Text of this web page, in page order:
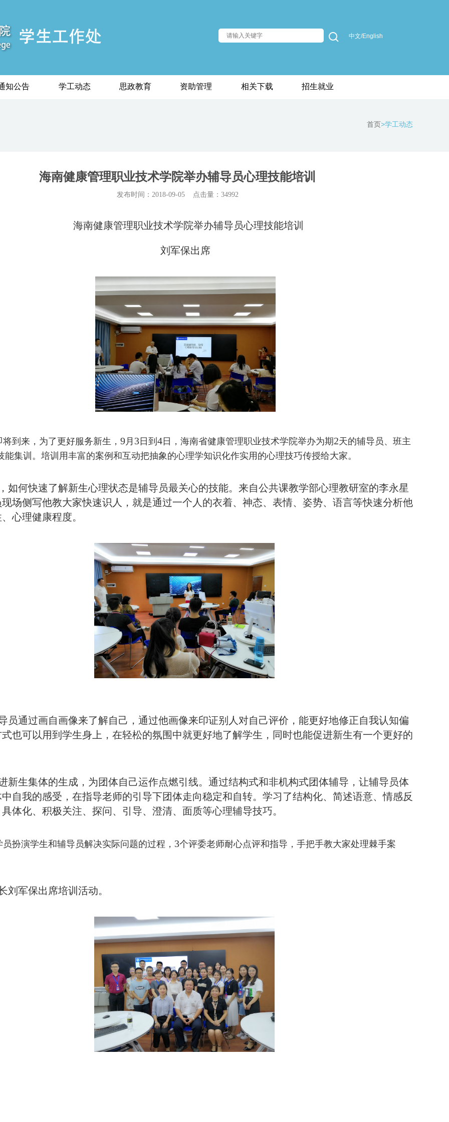
中文/English
知公告 学工动态 思政教育 资助管理 相关下载 招生就业
首页>学工动态
海南健康管理职业技术学院举办辅导员心理技能培训
发布时间：2018-09-05 点击量：34992
海南健康管理职业技术学院举办辅导员心理技能培训
刘军保出席
到来，为了更好服务新生， 9月 3 日到 4 日，海南省健康管理职业技术学院举办为期2天的辅导员、班主
能集训。培训用丰富的案例和互动把抽象的心理学知识化作实用的心理技巧传授给大家。
如何快速了解新生心理状态是辅导员最关心的技能。来自公共课教学部心理教研室的李永星
场侧写他教大家快速识人，就是通过一个人的衣着、神态、表情、姿势、语言等快速分析他
心理健康程度。
员通过画自画像来了解自己，通过他画像来印证别人对自己评价，能更好地修正自我认知偏
也可以用到学生身上，在轻松的氛围中就更好地了解学生，同时也能促进新生有一个更好的
新生集体的生成，为团体自己运作点燃引线。通过结构式和非机构式团体辅导，让辅导员体
自我的感受，在指导老师的引导下团体走向稳定和自转。学习了结构化、简述语意、情感反
体化、积极关注、探问、引导、澄清、面质等心理辅导技巧。
扮演学生和辅导员解决实际问题的过程， 3个评委老师耐心点评和指导，手把手教大家处理棘手案
刘军保出席培训活动。